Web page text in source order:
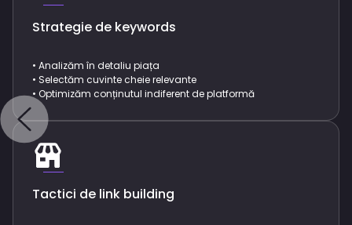
Strategie de keywords
• Analizăm în detaliu piața
• Selectăm cuvinte cheie relevante
• Optimizăm conținutul indiferent de platformă
Tactici de link building